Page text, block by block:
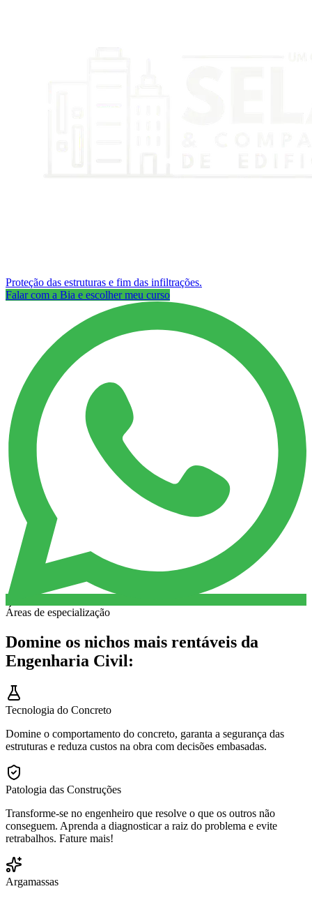
Proteção das estruturas e fim das infiltrações.
Falar com a Bia e escolher meu curso
Áreas de especialização
Domine os nichos mais rentáveis da
Engenharia Civil:
Tecnologia do Concreto
Domine o comportamento do concreto, garanta a segurança das
estruturas e reduza custos na obra com decisões embasadas.
Patologia das Construções
Transforme-se no engenheiro que resolve o que os outros não
conseguem. Aprenda a diagnosticar a raiz do problema e evite
retrabalhos. Fature mais!
Argamassas